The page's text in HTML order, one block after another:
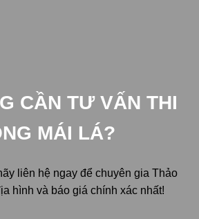
CẦN TƯ VẤN THI
MÁI LÁ?
liên hệ ngay để chuyên gia Thảo
hình và báo giá chính xác nhất!